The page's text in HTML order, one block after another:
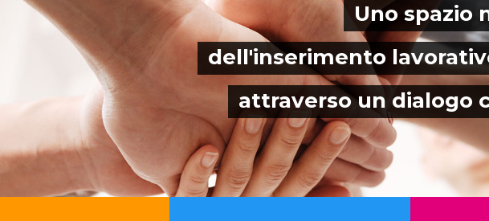
Uno spazio
dell'inserimento
attraverso un dialogo